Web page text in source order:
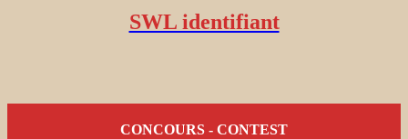
SWL identifiant
CONCOURS - CONTEST